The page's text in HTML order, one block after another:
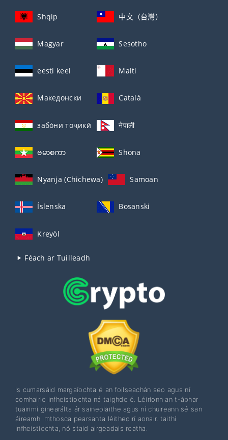
Shqip 中文（台灣）
Magyar Sesotho
eesti keel Malti
Македонски Català
забо́ни тоҷикӣ́ नेपाली
ဗမာစကာ Shona
Nyanja (Chichewa) Samoan
Íslenska Bosanski
Kreyòl
Féach ar Tuilleadh
Is cumarsáid margaíochta é an foilseachán seo agus ní
comhairle infheistíochta ná taighde é. Léiríonn an t-ábhar
tuairimí ginearálta ár saineolaithe agus ní chuireann sé san
áireamh imthosca pearsanta léitheoirí aonair, taithí
infheistíochta, nó staid airgeadais reatha.